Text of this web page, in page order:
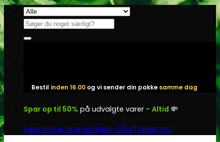
Fortsæt
indhold
Søg
efter:
Bestil inden 16.00 og vi sender din pakke samme dag
Spar op til 50% på udvalgte varer - Altid 💸
Læs vores anmeldelserGå til rabatter